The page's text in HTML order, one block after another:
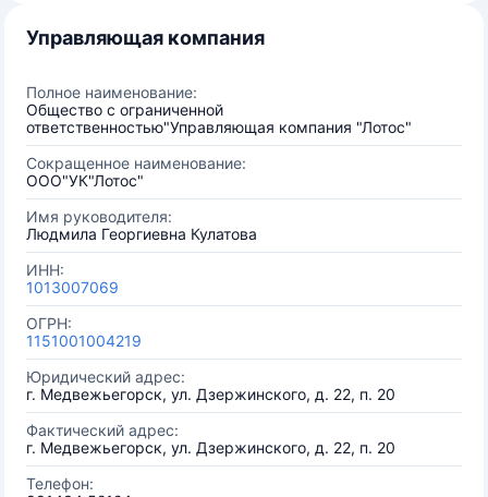
Управляющая компания
Полное наименование:
Общество с ограниченной
ответственностью"Управляющая компания "Лотос"
Сокращенное наименование:
ООО"УК"Лотос"
Имя руководителя:
Людмила Георгиевна Кулатова
ИНН:
1013007069
ОГРН:
1151001004219
Юридический адрес:
г. Медвежьегорск, ул. Дзержинского, д. 22, п. 20
Фактический адрес:
г. Медвежьегорск, ул. Дзержинского, д. 22, п. 20
Телефон: